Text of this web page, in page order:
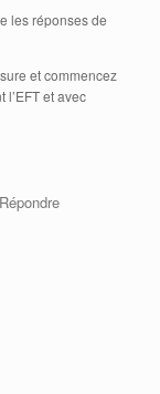
les réponses de
et commencez
et avec
Répondre